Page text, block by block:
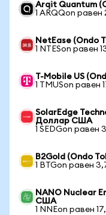
Arqit Quantum
1 ARQQon равен
NetEase (Ondo
1 NTESon равен
T-Mobile US
1 TMUSon равен
SolarEdge
Доллар США
1 SEDGon равен
B2Gold (Ondo
1 BTGon равен
NANO Nuclear
США
1 NNEon равен